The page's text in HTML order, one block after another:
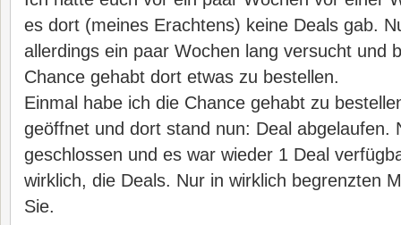
es dort (meines Erachtens) keine Deals gab.
allerdings ein paar Wochen lang versucht und
Chance gehabt dort etwas zu bestellen.
Einmal habe ich die Chance gehabt zu
geöffnet und dort stand nun: Deal abgelaufen.
geschlossen und es war wieder 1 Deal
wirklich, die Deals. Nur in wirklich begrenzten
Sie.